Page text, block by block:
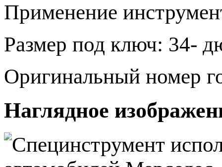
Применение
Размер под ключ: 34-
Оригинальный номер
Наглядное